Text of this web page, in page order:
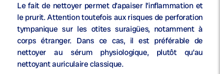
Le fait de nettoyer permet d’apaiser l’inflammation et
le prurit. Attention toutefois aux risques de perforation
tympanique sur les otites suraigües, notamment à
corps étranger. Dans ce cas, il est préférable de
nettoyer au sérum physiologique, plutôt qu’au
nettoyant auriculaire classique.